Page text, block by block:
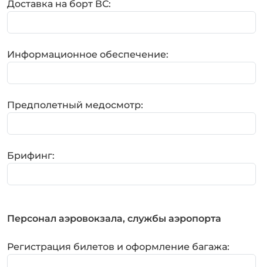
Доставка на борт ВС:
Информационное обеспечение:
Предполетный медосмотр:
Брифинг:
Персонал аэровокзала, службы аэропорта
Регистрация билетов и оформление багажа: